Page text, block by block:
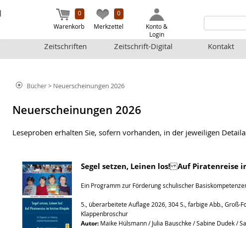
0
Warenkorb
0
Merkzettel
Konto &
Login
Zeitschriften Zeitschrift-Digital Kontakt
Bücher> Neuerscheinungen 2026
Neuerscheinungen 2026
Leseproben erhalten Sie, sofern vorhanden, in der jeweiligen
Segel setzen, Leinen los! Auf Piratenreise
Ein Programm zur Förderung schulischer
5., überarbeitete Auflage 2026, 304 S., farbige Abb., Groß-
Klappenbroschur
Autor: Maike Hülsmann / Julia Bauschke / Sabine Dudek /